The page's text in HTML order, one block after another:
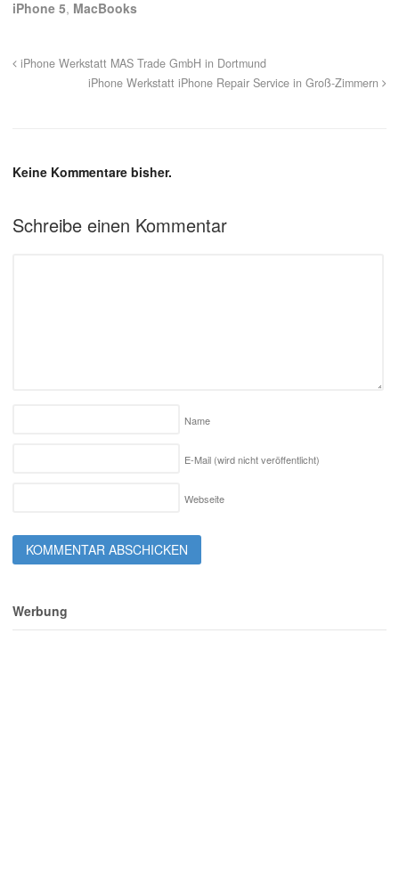
iPhone 5, MacBooks
iPhone Werkstatt MAS Trade GmbH in Dortmund
iPhone Werkstatt iPhone Repair Service in Groß-Zimmern
Keine Kommentare bisher.
Schreibe einen Kommentar
Name
E-Mail (wird nicht veröffentlicht)
Webseite
Werbung